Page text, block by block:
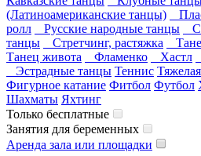
(Латиноамериканские танцы)
ролл
Русские народные танцы
танцы
Стретчинг, растяжка
Танец живота
Фламенко Хастл
Эстрадные танцы Теннис
Фигурное катание Фитбол Футбол
Шахматы Яхтинг
Только бесплатные
Занятия для беременных
Аренда зала или площадки